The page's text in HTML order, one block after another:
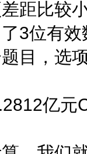
比较小
3位有
目，选
亿元